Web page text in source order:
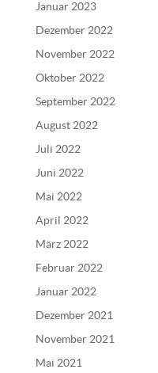
Januar 2023
Dezember 2022
November 2022
Oktober 2022
September 2022
August 2022
Juli 2022
Juni 2022
Mai 2022
April 2022
März 2022
Februar 2022
Januar 2022
Dezember 2021
November 2021
Mai 2021